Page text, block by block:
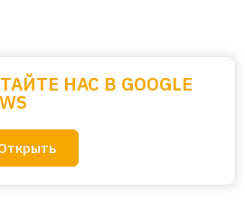
НАС В GOOGLE